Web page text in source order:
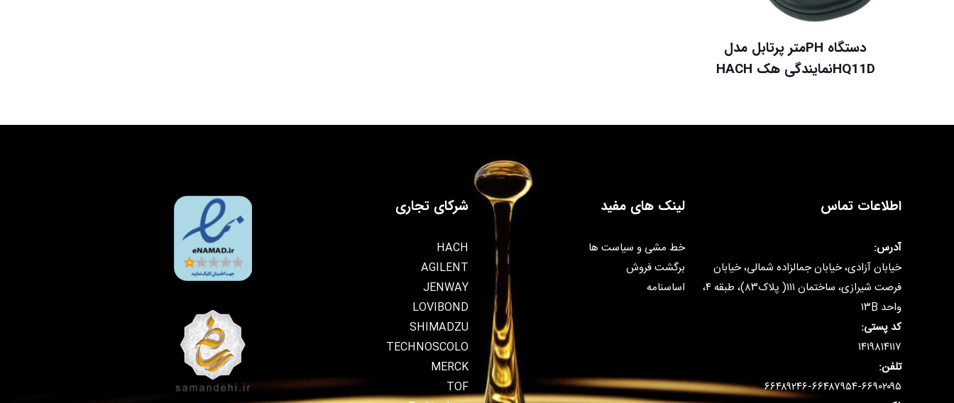
دستگاه PHمتر پرتابل مدل
HQ11Dنمایندگی هک HACH
اطلاعات تماس
آدرس:
خیابان آزادی، خیابان جمالزاده شمالی، خیابان
فرصت شیرازی، ساختمان ۱۱۱( پلاک۸۳)، طبقه ۴،
واحد ۱۳B
کد پستی:
۱۴۱۹۸۱۴۱۱۷
تلفن:
۶۶۴۸۹۲۴۶-۶۶۴۸۷۹۵۴-۶۶۹۰۲۰۹۵
لینک های مفید
خط مشی و سیاست ها
برگشت فروش
اساسنامه
شرکای تجاری
HACH
AGILENT
JENWAY
LOVIBOND
SHIMADZU
TECHNOSCOLO
MERCK
TOF